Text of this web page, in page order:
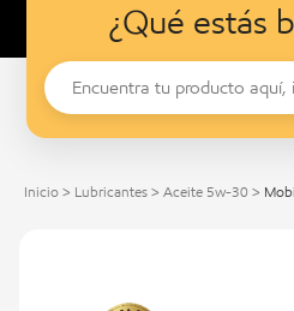
¿Qué estás
Inicio > Lubricantes > Aceite 5w-30 >